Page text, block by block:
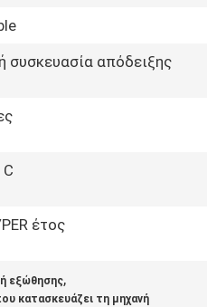
συσκευασία απόδειξης
έτος
εξώθησης,
κατασκευάζει τη μηχανή